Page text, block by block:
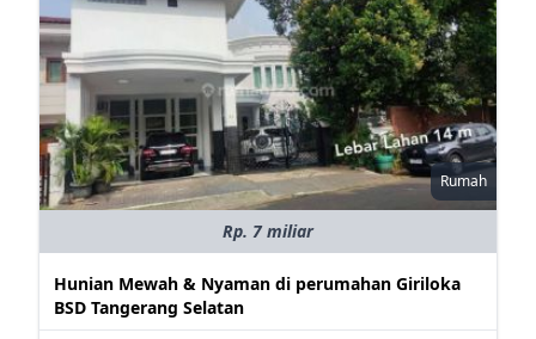
Rumah
Rp. 7 miliar
Hunian Mewah & Nyaman di perumahan Giriloka
BSD Tangerang Selatan